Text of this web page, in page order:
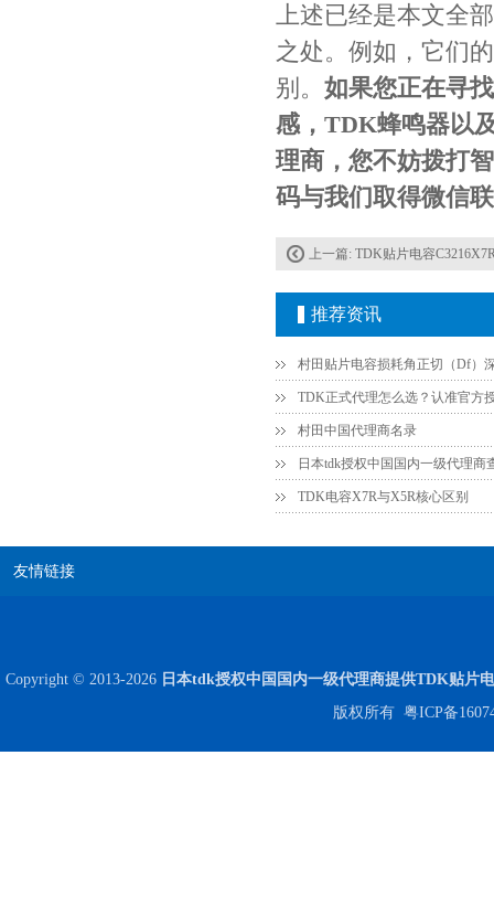
上述已经是本文全
之处。例如，它们
别。 如果您正在寻
感，TDK蜂鸣器以
理商，您不妨拨打
码与我们取得微信
上一篇: TDK贴片电容
推荐资讯
村田中国代理商名录
日本tdk授权中国国内一级代理商
TDK电容X7R与X5R核心区别
友情链接
Copyright © 2013-2026 日本tdk授权中国国内一级代理商提供TDK贴片
版权所有 粤ICP备